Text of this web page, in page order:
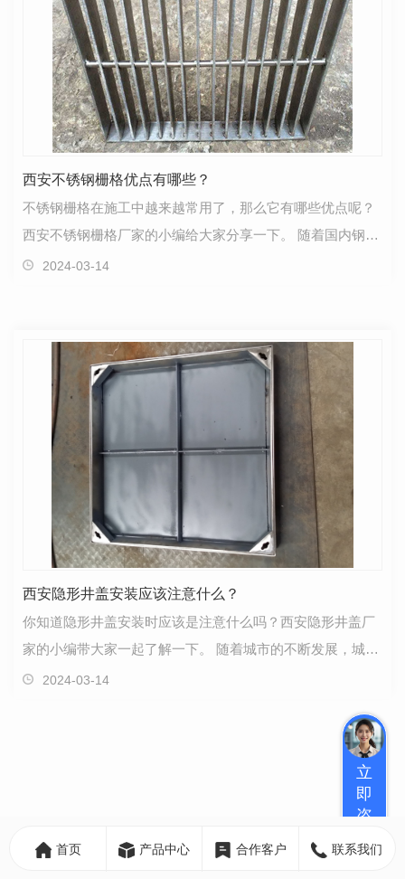
西安不锈钢栅格优点有哪些？
不锈钢栅格在施工中越来越常用了，那么它有哪些优点呢？
西安不锈钢栅格厂家的小编给大家分享一下。 随着国内钢材
加工工艺的不断进步，基本上都已经实现了自动化和…
2024-03-14
西安隐形井盖安装应该注意什么？
你知道隐形井盖安装时应该是注意什么吗？西安隐形井盖厂
家的小编带大家一起了解一下。 随着城市的不断发展，城市
道路建设也开始越来越频繁。在我们所生活的一二线…
2024-03-14
首页 产品中心 合作客户 联系我们
立
即
咨